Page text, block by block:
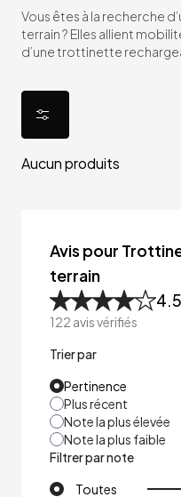
Vous êtes à la recherche
terrain ? Elles allient
d’une trottinette
Aucun produits
Avis pour
terrain
122 avis vérifiés
Trier par
Pertinence
Plus récent
Note la plus élevée
Note la plus faible
Filtrer par note
Toutes